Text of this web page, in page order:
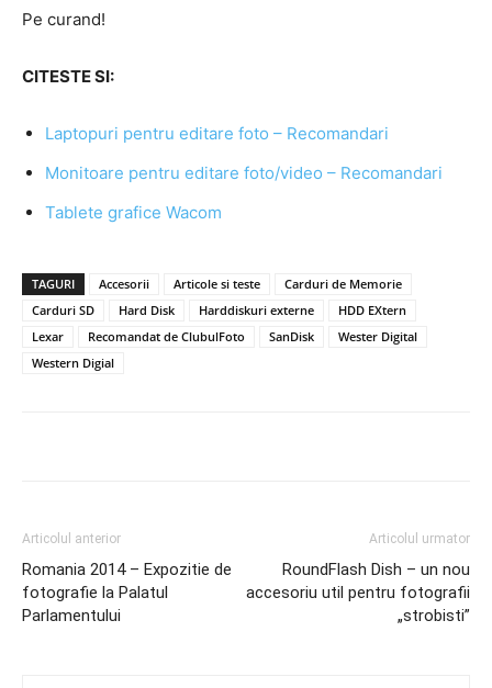
Pe curand!
CITESTE SI:
Laptopuri pentru editare foto – Recomandari
Monitoare pentru editare foto/video – Recomandari
Tablete grafice Wacom
TAGURI Accesorii Articole si teste
Carduri de Memorie
Carduri SD
Hard Disk Harddiskuri externe
HDD EXtern
Lexar
Recomandat de ClubulFoto SanDisk
Wester Digital
Western Digial
Articolul anterior
Romania 2014 – Expozitie de
fotografie la Palatul
Parlamentului
Articolul urmator
RoundFlash Dish – un nou
accesoriu util pentru fotografii
„strobisti”